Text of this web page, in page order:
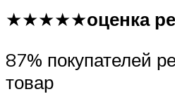
★★★★★оценка
87% покупателей
товар